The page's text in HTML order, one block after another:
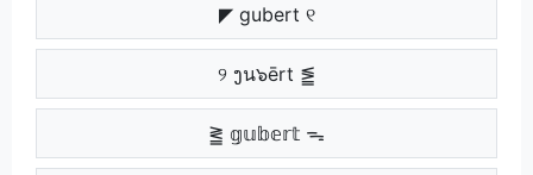
◤ gubert ୧
୨ ງน๖ērt ⪑
⪒ 𝕘𝕦𝕓𝕖𝕣𝕥 ᯓ